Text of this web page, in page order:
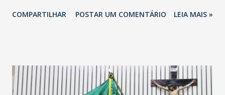
Havan Fortaleza ainda não foi anunciada oficialmente, mas
COMPARTILHAR POSTAR UM COMENTÁRIO LEIA MAIS »